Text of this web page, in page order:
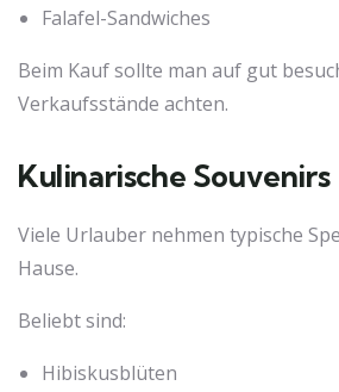
Falafel-Sandwiches
Beim Kauf sollte man auf gut
Verkaufsstände achten.
Kulinarische Souvenirs
Viele Urlauber nehmen typische
Hause.
Beliebt sind:
Hibiskusblüten